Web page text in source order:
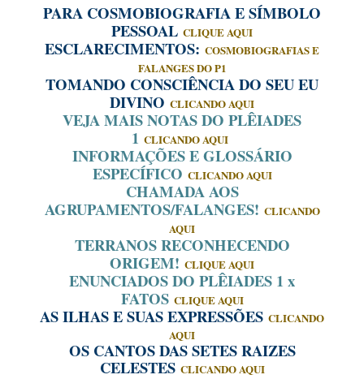
PARA COSMOBIOGRAFIA E SÍMBOLO
PESSOAL CLIQUE AQUI
ESCLARECIMENTOS: COSMOBIOGRAFIAS E
FALANGES DO P1
TOMANDO CONSCIÊNCIA DO SEU EU
DIVINO CLICANDO AQUI
VEJA MAIS NOTAS DO PLÊIADES
1 CLICANDO AQUI
INFORMAÇÕES E GLOSSÁRIO
ESPECÍFICO CLICANDO AQUI
CHAMADA AOS
AGRUPAMENTOS/FALANGES! CLICANDO
AQUI
TERRANOS RECONHECENDO
ORIGEM! CLIQUE AQUI
ENUNCIADOS DO PLÊIADES 1 x
FATOS CLIQUE AQUI
AS ILHAS E SUAS EXPRESSÕES CLICANDO
AQUI
OS CANTOS DAS SETES RAIZES
CELESTES CLICANDO AQUI